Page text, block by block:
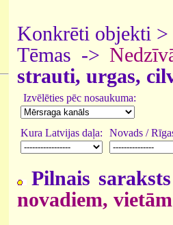
Konkrēti objekti >
Tēmas ->
strauti, urgas,
Izvēlēties pēc nosaukuma:
Kura Latvijas daļa: Novads /
Pilnais
novadiem, vietām